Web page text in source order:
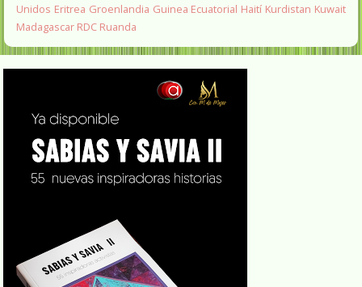
Unidos Eritrea Groenlandia Guinea Ecuatorial Haití Kurdistan Kuwait
Madagascar RDC Ruanda